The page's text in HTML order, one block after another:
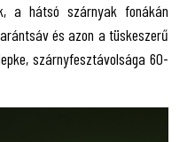
a hátsó szárnyak fonákán
és azon a tüskeszerű
szárnyfesztávolsága 60-